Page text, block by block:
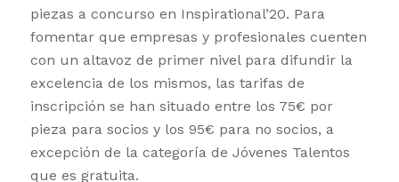
piezas a concurso en Inspirational’20. Para
fomentar que empresas y profesionales cuenten
con un altavoz de primer nivel para difundir la
excelencia de los mismos, las tarifas de
inscripción se han situado entre los 75€ por
pieza para socios y los 95€ para no socios, a
excepción de la categoría de Jóvenes Talentos
que es gratuita.